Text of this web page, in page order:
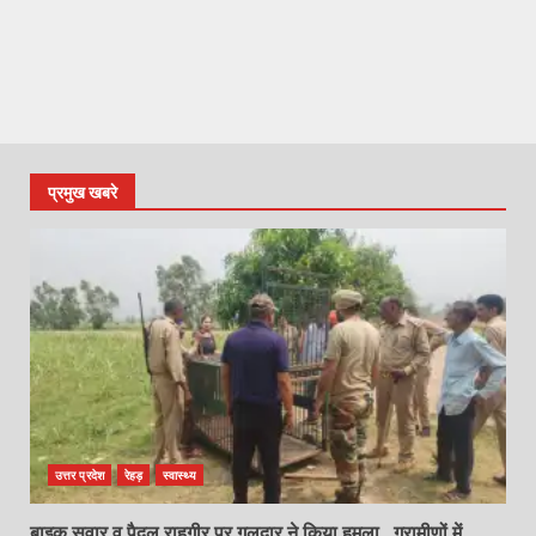
प्रमुख खबरे
उत्तर प्रदेश रेहड़ स्वास्थ्य